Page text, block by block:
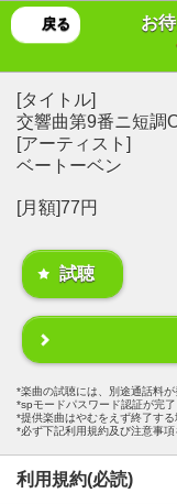
戻る
お
[タイトル]
交響曲第9番ニ短調
[アーティスト]
ベートーベン
[月額]77円
試聴
楽曲の試聴には、別途通話料が
spモードパスワード認証が完了
提供楽曲はやむをえず終了する
必ず下記利用規約及び注意事
利用規約(必読)